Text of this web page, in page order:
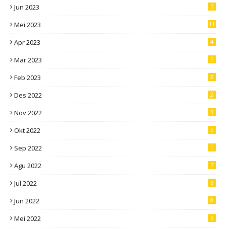
Jun 2023 7
Mei 2023 11
Apr 2023 4
Mar 2023 6
Feb 2023 2
Des 2022 2
Nov 2022 3
Okt 2022 5
Sep 2022 1
Agu 2022 7
Jul 2022 6
Jun 2022 8
Mei 2022 6